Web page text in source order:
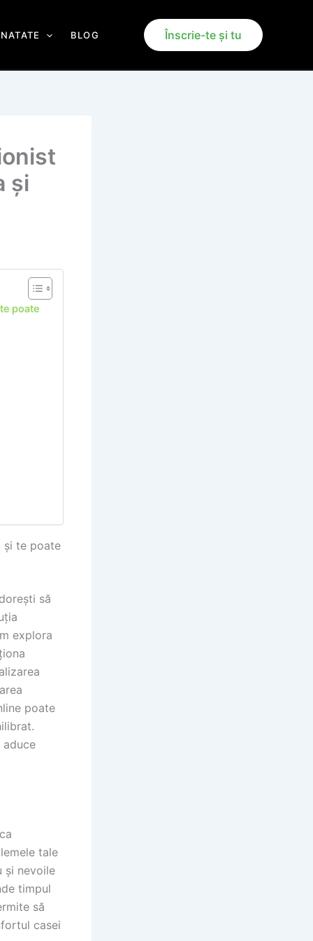
BLOG Înscrie-te și tu
și
poate
și te poate
să
explora
poate
aduce
tale
și nevoile
timpul
să
casei